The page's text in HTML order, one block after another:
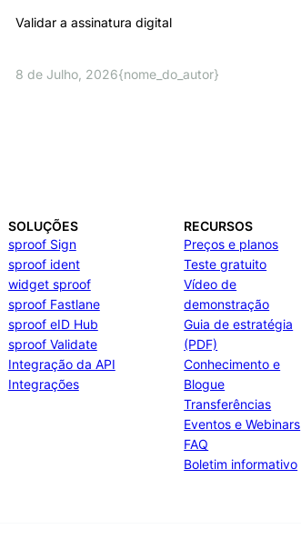
Validar a assinatura digital
8 de Julho, 2026{nome_do_autor}
SOLUÇÕES
sproof Sign
sproof ident
widget sproof
sproof Fastlane
sproof eID Hub
sproof Validate
Integração da API
Integrações
RECURSOS
Preços e planos
Teste gratuito
Vídeo de
demonstração
Guia de estratégia
(PDF)
Conhecimento e
Blogue
Transferências
Eventos e Webinars
FAQ
Boletim informativo